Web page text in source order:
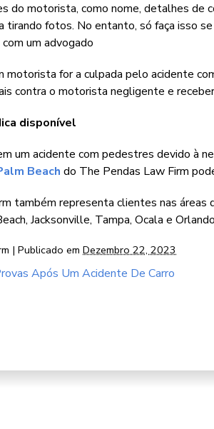
do motorista, como nome, detalhes de
tirando fotos. No entanto, só faça isso
um advogado
motorista for a culpada pelo acidente
contra o motorista negligente e
disponível
um acidente com pedestres devido à
Beach do The Pendas Law Firm
também representa clientes nas
Jacksonville, Tampa, Ocala e
| Publicado em Dezembro 22, 2023
Após Um Acidente De Carro